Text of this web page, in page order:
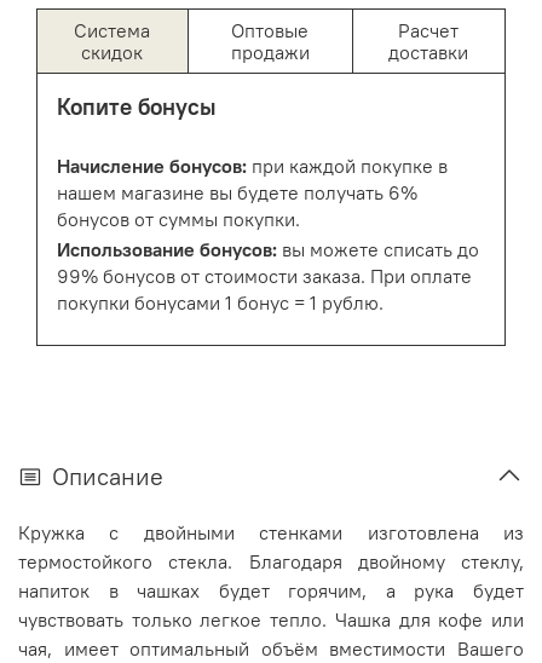
Система
скидок
Оптовые
продажи
Расчет
доставки
Копите бонусы
Начисление бонусов: при каждой покупке в
нашем магазине вы будете получать 6%
бонусов от суммы покупки.
Использование бонусов: вы можете списать до
99% бонусов от стоимости заказа. При оплате
покупки бонусами 1 бонус = 1 рублю.
Описание
Кружка с двойными стенками изготовлена из
термостойкого стекла. Благодаря двойному стеклу,
напиток в чашках будет горячим, а рука будет
чувствовать только легкое тепло. Чашка для кофе или
чая, имеет оптимальный объём вместимости Вашего